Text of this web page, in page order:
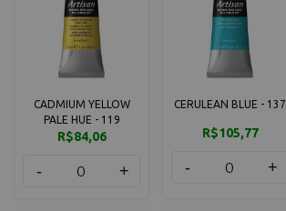
CADMIUM YELLOW
PALE HUE - 119
R$84,06
- +
CERULEAN BLUE - 137
R$105,77
- +